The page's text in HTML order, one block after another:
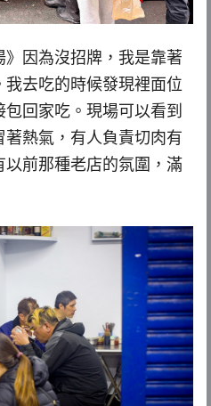
因為沒招牌，我是靠著
去吃的時候發現裡面位
回家吃。現場可以看到
著熱氣，有人負責切肉有
前那種老店的氛圍，滿